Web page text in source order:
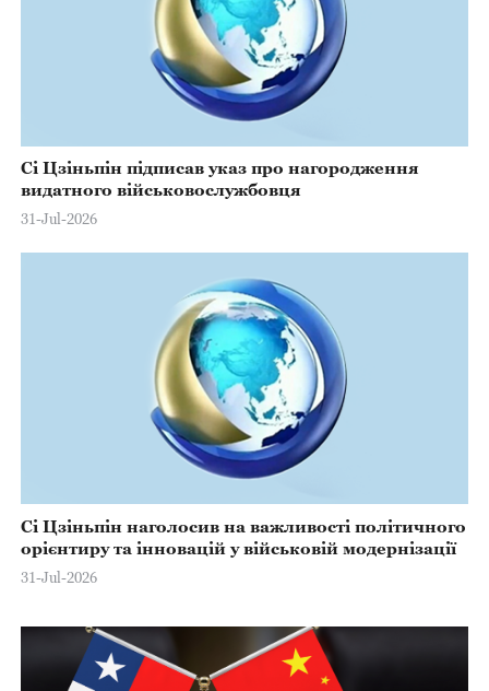
Сі Цзіньпін підписав указ про нагородження
видатного військовослужбовця
31-Jul-2026
Сі Цзіньпін наголосив на важливості політичного
орієнтиру та інновацій у військовій модернізації
31-Jul-2026